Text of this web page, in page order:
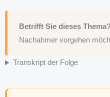
Betrifft Sie dieses
Nachahmer vorgehen
Transkript der Folge